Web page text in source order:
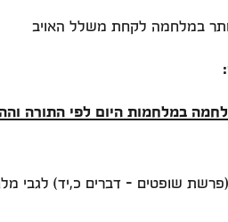
במלחמה לקחת משלל האויב
במלחמות היום לפי התורה
שופטים – דברים כ,יד) לגבי